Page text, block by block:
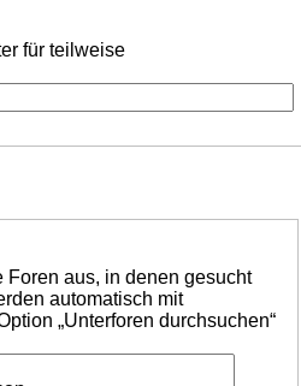
für teilweise
aus, in denen gesucht
automatisch mit
„Unterforen durchsuchen“